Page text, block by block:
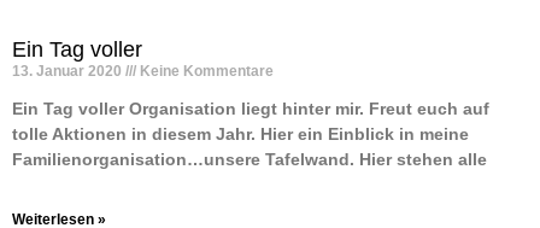
Ein Tag voller
13. Januar 2020 Keine Kommentare
Ein Tag voller Organisation liegt hinter mir. Freut euch auf
tolle Aktionen in diesem Jahr. Hier ein Einblick in meine
Familienorganisation…unsere Tafelwand. Hier stehen alle
Weiterlesen »